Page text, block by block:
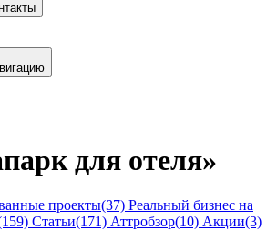
для отеля»
проекты(37) Реальный бизнес на
Статьи(171) Аттробзор(10) Акции(3)